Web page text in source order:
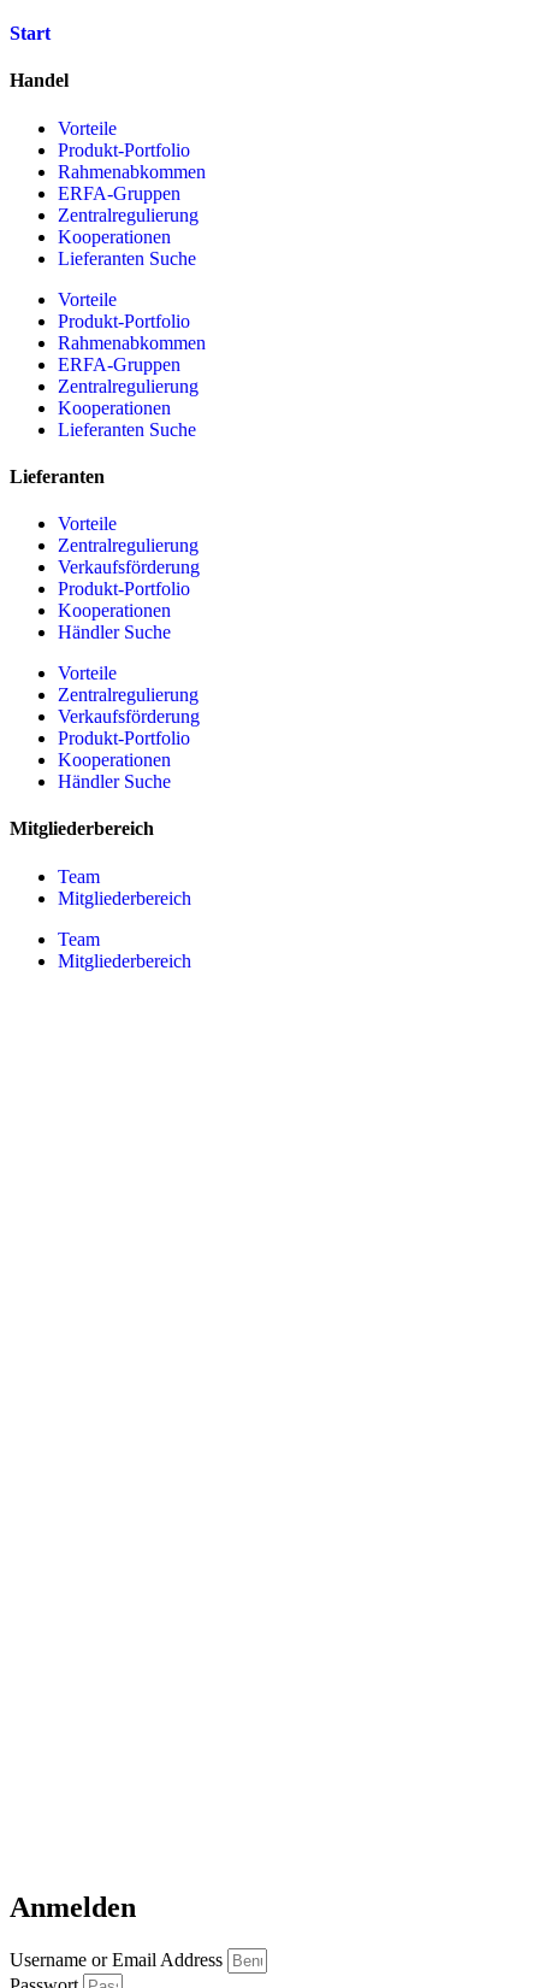
Start
Handel
Vorteile
Produkt-Portfolio
Rahmenabkommen
ERFA-Gruppen
Zentralregulierung
Kooperationen
Lieferanten Suche
Vorteile
Produkt-Portfolio
Rahmenabkommen
ERFA-Gruppen
Zentralregulierung
Kooperationen
Lieferanten Suche
Lieferanten
Vorteile
Zentralregulierung
Verkaufsförderung
Produkt-Portfolio
Kooperationen
Händler Suche
Vorteile
Zentralregulierung
Verkaufsförderung
Produkt-Portfolio
Kooperationen
Händler Suche
Mitgliederbereich
Team
Mitgliederbereich
Team
Mitgliederbereich
Anmelden
Username or Email Address